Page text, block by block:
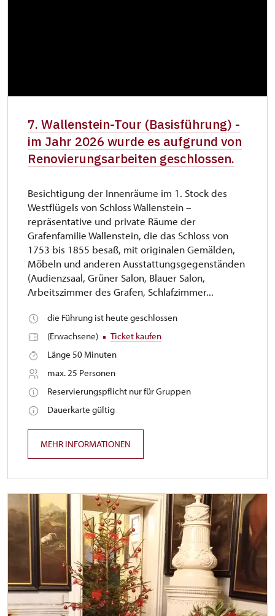
7. Wallenstein-Tour (Basisführung) -
im Jahr 2026 wurde es aufgrund von
Renovierungsarbeiten geschlossen.
Besichtigung der Innenräume im 1. Stock des
Westflügels von Schloss Wallenstein –
repräsentative und private Räume der
Grafenfamilie Wallenstein, die das Schloss von
1753 bis 1855 besaß, mit originalen Gemälden,
Möbeln und anderen Ausstattungsgegenständen
(Audienzsaal, Grüner Salon, Blauer Salon,
Arbeitszimmer des Grafen, Schlafzimmer...
die Führung ist heute geschlossen
(Erwachsene)
Ticket kaufen
Länge 50 Minuten
max. 25 Personen
Reservierungspflicht nur für Gruppen
Dauerkarte gültig
MEHR INFORMATIONEN